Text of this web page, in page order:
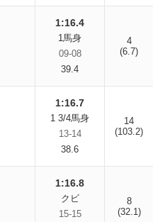
1:16.4
1馬身
09-08
39.4
4
(6.7)
1:16.7
1 3/4馬身
13-14
38.6
14
(103.2)
1:16.8
クビ
15-15
8
(32.1)